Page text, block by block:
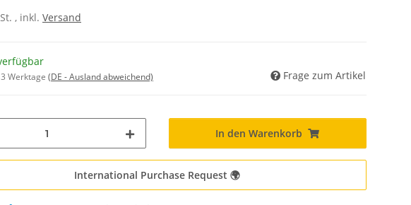
, inkl. Versand
Werktage (DE - Ausland abweichend) Frage zum Artikel
In den Warenkorb
International Purchase Request 🌍